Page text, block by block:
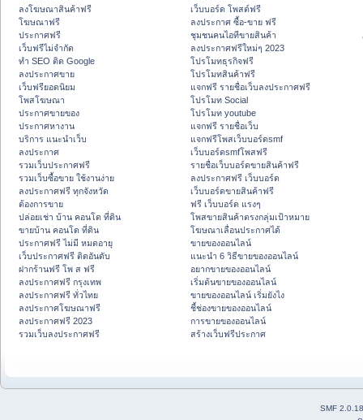
ลงโฆษณาสินค้าฟรี
โฆษณาฟรี
ประกาศฟรี
เว็บฟรีไม่จำกัด
ทำ SEO ติด Google
ลงประกาศขาย
เว็บฟรียอดนิยม
โพสโฆษณา
ประกาศขายของ
ประกาศหางาน
บริการ แนะนำเว็บ
ลงประกาศ
รวมเว็บประกาศฟรี
รวมเว็บซื้อขาย ใช้งานง่าย
ลงประกาศฟรี ทุกจังหวัด
ต้องการขาย
ปล่อยเช่า บ้าน คอนโด ที่ดิน
ขายบ้าน คอนโด ที่ดิน
ประกาศฟรี ไม่มี หมดอายุ
เว็บประกาศฟรี ติดอันดับ
ฝากร้านฟรี โพ ส ฟรี
ลงประกาศฟรี กรุงเทพ
ลงประกาศฟรี ทั่วไทย
ลงประกาศโฆษณาฟรี
ลงประกาศฟรี 2023
รวมเว็บลงประกาศฟรี
เว็บบอร์ด โพสต์ฟรี
ลงประกาศ ซื้อ-ขาย ฟรี
ชุมชนคนไอทีขายสินค้า
ลงประกาศฟรีใหม่ๆ 2023
โปรโมทธุรกิจฟรี
โปรโมทสินค้าฟรี
แจกฟรี รายชื่อเว็บลงประกาศฟรี
โปรโมท Social
โปรโมท youtube
แจกฟรี รายชื่อเว็บ
แจกฟรีโพสเว็บบอร์ดsmf
เว็บบอร์ดsmfโพสฟรี
รายชื่อเว็บบอร์ดขายสินค้าฟรี
ลงประกาศฟรี เว็บบอร์ด
เว็บบอร์ดขายสินค้าฟรี
ฟรี เว็บบอร์ด แรงๆ
โพสขายสินค้าตรงกลุ่มเป้าหมาย
โฆษณาเลื่อนประกาศได้
ขายของออนไลน์
แนะนำ 6 วิธีขายของออนไลน์
อยากขายของออนไลน์
เริ่มต้นขายของออนไลน์
ขายของออนไลน์ เริ่มยังไง
ชี้ช่องขายของออนไลน์
การขายของออนไลน์
สร้างเว็บฟรีประกาศ
SMF 2.0.18